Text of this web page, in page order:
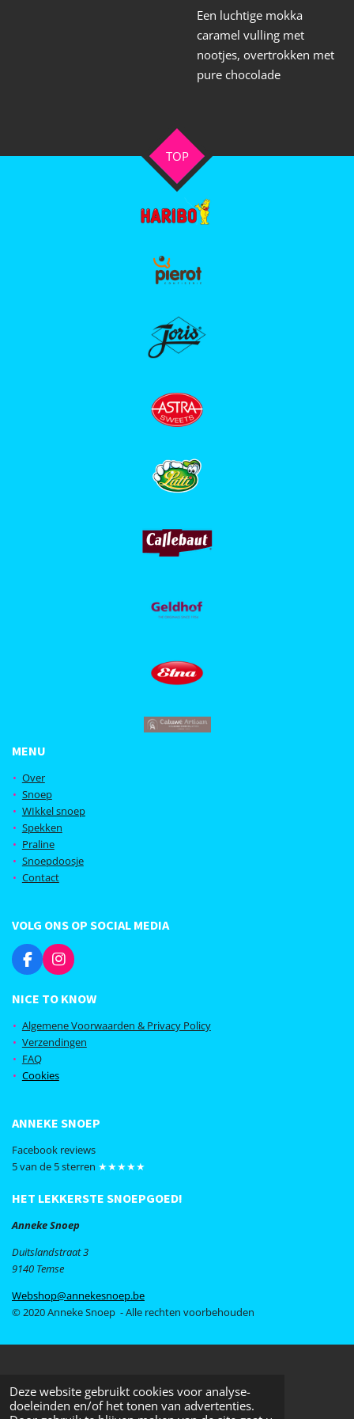
Deze website gebruikt cookies voor analyse-
doeleinden en/of het tonen van advertenties.
Een luchtige mokka
caramel vulling met
nootjes, overtrokken met
pure chocolade
TOP
MENU
Over
Snoep
WIkkel snoep
Spekken
Praline
Snoepdoosje
Contact
VOLG ONS OP SOCIAL MEDIA
F
a
c
e
b
o
o
k
I
n
s
a
g
r
m
NICE TO KNOW
Algemene Voorwaarden & Privacy Policy
Verzendingen
FAQ
Cookies
ANNEKE SNOEP
Facebook reviews
5 van de 5 sterren ★★★★★
HET LEKKERSTE SNOEPGOED!
Anneke Snoep
Duitslandstraat 3
9140 Temse
Webshop@annekesnoep.be
© 2020 Anneke Snoep - Alle rechten voorbehouden